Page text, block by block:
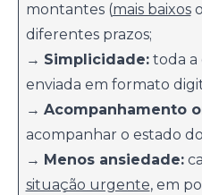
montantes (mais baixos
diferentes prazos;
→ Simplicidade:toda a
enviada em formato
→ Acompanhamento
acompanhar o estado
→ Menos ansiedade:
situação urgente, em